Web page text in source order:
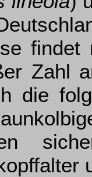
Zahl
die